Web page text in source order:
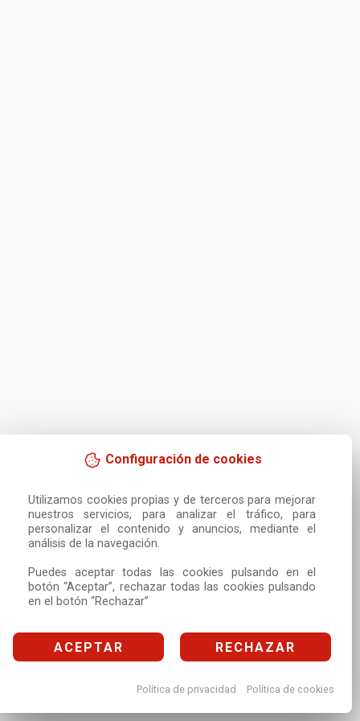
Configuración de cookies
Utilizamos cookies propias y de terceros para mejorar
nuestros servicios, para analizar el tráfico, para
personalizar el contenido y anuncios, mediante el
análisis de la navegación.
Puedes aceptar todas las cookies pulsando en el
botón “Aceptar”, rechazar todas las cookies pulsando
en el botón “Rechazar”
ACEPTAR RECHAZAR
Política de privacidad Política de cookies